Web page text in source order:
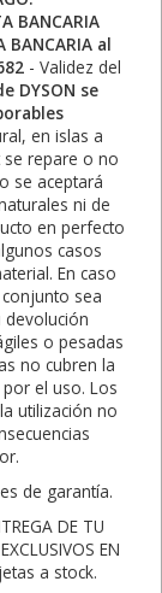
BANCARIA
BANCARIA al
- Validez del
DYSON se
en islas a
se repare o no
se aceptará
ni de
en perfecto
casos
En caso
sea
o pesadas
no cubren la
el uso. Los
utilización no
de garantía.
DE TU
EN
a stock.